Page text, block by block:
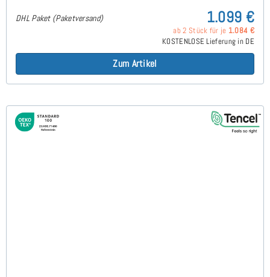
DHL Paket (Paketversand) 1.099 €
ab 2 Stück für je 1.084 €
KOSTENLOSE Lieferung in DE
Zum Artikel